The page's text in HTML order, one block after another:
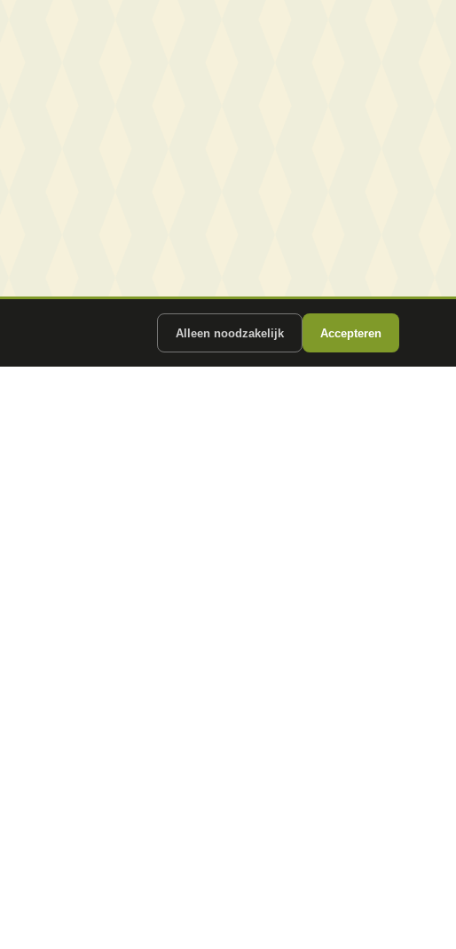
Alleen noodzakelijk Accepteren